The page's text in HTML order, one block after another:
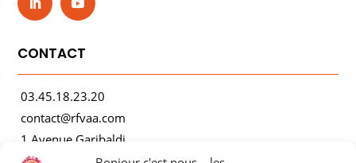
CONTACT
03.45.18.23.20
contact@rfvaa.com
1 Avenue Garibaldi